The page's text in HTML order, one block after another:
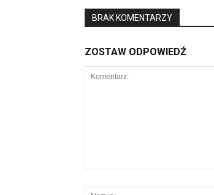
BRAK KOMENTARZY
ZOSTAW ODPOWIEDŹ